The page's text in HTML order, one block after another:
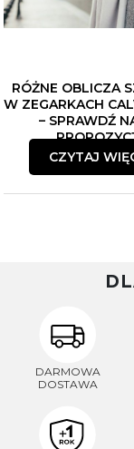
RÓŻNE OBLICZA
W ZEGARKACH
– SPRAWDŹ
CZYTAJ
DARMOWA
DOSTAWA